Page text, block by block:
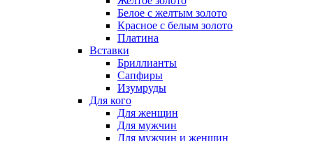
Белое с желтым золото
Красное с белым золото
Платина
Вставки
Бриллианты
Сапфиры
Изумруды
Для кого
Для женщин
Для мужчин
Для мужчин и женщин